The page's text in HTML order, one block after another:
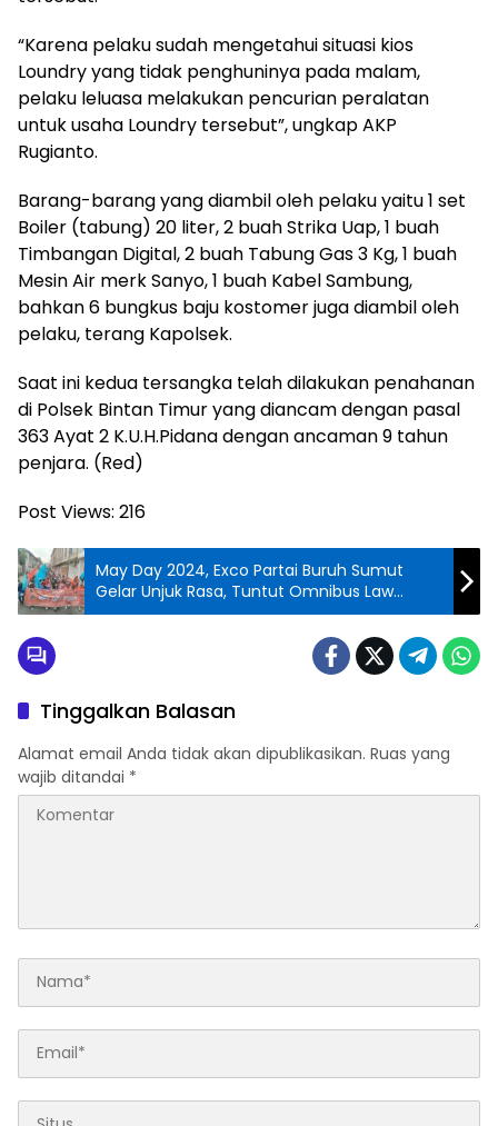
“Karena pelaku sudah mengetahui situasi kios
Loundry yang tidak penghuninya pada malam,
pelaku leluasa melakukan pencurian peralatan
untuk usaha Loundry tersebut”, ungkap AKP
Rugianto.
Barang-barang yang diambil oleh pelaku yaitu 1 set
Boiler (tabung) 20 liter, 2 buah Strika Uap, 1 buah
Timbangan Digital, 2 buah Tabung Gas 3 Kg, 1 buah
Mesin Air merk Sanyo, 1 buah Kabel Sambung,
bahkan 6 bungkus baju kostomer juga diambil oleh
pelaku, terang Kapolsek.
Saat ini kedua tersangka telah dilakukan penahanan
di Polsek Bintan Timur yang diancam dengan pasal
363 Ayat 2 K.U.H.Pidana dengan ancaman 9 tahun
penjara. (Red)
Post Views: 216
May Day 2024, Exco Partai Buruh Sumut
Gelar Unjuk Rasa, Tuntut Omnibus Law
Dicabut
Tinggalkan Balasan
Alamat email Anda tidak akan dipublikasikan. Ruas yang
wajib ditandai *